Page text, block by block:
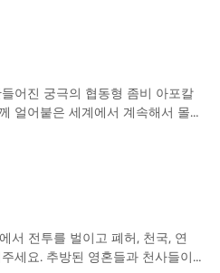
어진 궁극의 협동형 좀비 아포칼
얼어붙은 세계에서 계속해서 몰
서 전투를 벌이고 폐허, 천국, 연
세요. 추방된 영혼들과 천사들이